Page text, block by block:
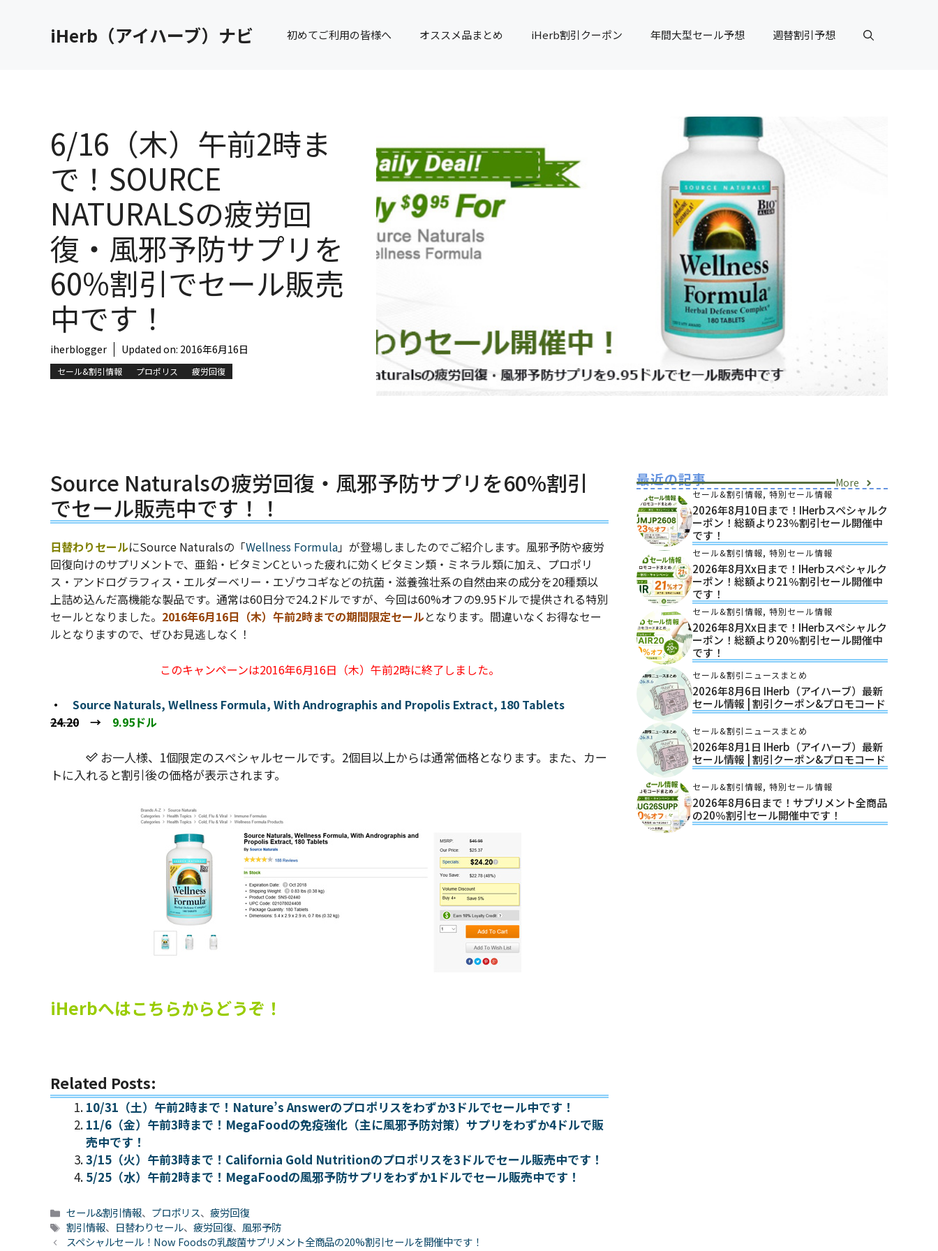
iHerb（アイハーブ）ナビ 初めてご利用の皆様へ オススメ品まとめ iHerb割引クーポン 年間大型セール予想 週替割引予想
6/16（木）午前2時ま
で！SOURCE
NATURALSの疲労回
復・風邪予防サプリを
60%割引でセール販売
中です！
iherblogger Updated on: 2016年6月16日
セール&割引情報 プロポリス 疲労回復
Source Naturalsの疲労回復・風邪予防サプリを60%割引
でセール販売中です！！
日替わりセールにSource Naturalsの「Wellness Formula」が登場しましたのでご紹介します。風邪予防や疲労
回復向けのサプリメントで、亜鉛・ビタミンCといった疲れに効くビタミン類・ミネラル類に加え、プロポリ
ス・アンドログラフィス・エルダーベリー・エゾウコギなどの抗菌・滋養強壮系の自然由来の成分を20種類以
上詰め込んだ高機能な製品です。通常は60日分で24.2ドルですが、今回は60%オフの9.95ドルで提供される特別
セールとなりました。 2016年6月16日（木）午前2時までの期間限定セールとなります。間違いなくお得なセー
ルとなりますので、ぜひお見逃しなく！
このキャンペーンは2016年6月16日（木）午前2時に終了しました。
・ Source Naturals, Wellness Formula, With Andrographis and Propolis Extract, 180 Tablets
24.20 → 9.95ドル
お一人様、1個限定のスペシャルセールです。2個目以上からは通常価格となります。また、カー
トに入れると割引後の価格が表示されます。
iHerbへはこちらからどうぞ！
Related Posts:
10/31（土）午前2時まで！Nature’s Answerのプロポリスをわずか3ドルでセール中です！
11/6（金）午前3時まで！MegaFoodの免疫強化（主に風邪予防対策）サプリをわずか4ドルで販
売中です！
3/15（火）午前3時まで！California Gold Nutritionのプロポリスを3ドルでセール販売中です！
5/25（水）午前2時まで！MegaFoodの風邪予防サプリをわずか1ドルでセール販売中です！
カ
テ
ゴ
セール&割引情報、 プロポリス、疲労回復
タ
グ
割引情報、 日替わりセール、疲労回復、風邪予防
スペシャルセール！Now Foodsの乳酸菌サプリメント全商品の20%割引セールを開催中です！
最近の記事 More
セール&割引情報, 特別セール情報
2026年8月10日まで！iHerbスペシャルク
ーポン！総額より23％割引セール開催中
です！
セール&割引情報, 特別セール情報
2026年8月xx日まで！iHerbスペシャルク
ーポン！総額より21％割引セール開催中
です！
セール&割引情報, 特別セール情報
2026年8月xx日まで！iHerbスペシャルク
ーポン！総額より20％割引セール開催中
です！
セール&割引ニュースまとめ
2026年8月6日 IHerb（アイハーブ）最新
セール情報 | 割引クーポン&プロモコード
セール&割引ニュースまとめ
2026年8月1日 IHerb（アイハーブ）最新
セール情報 | 割引クーポン&プロモコード
セール&割引情報, 特別セール情報
2026年8月6日まで！サプリメント全商品
の20％割引セール開催中です！